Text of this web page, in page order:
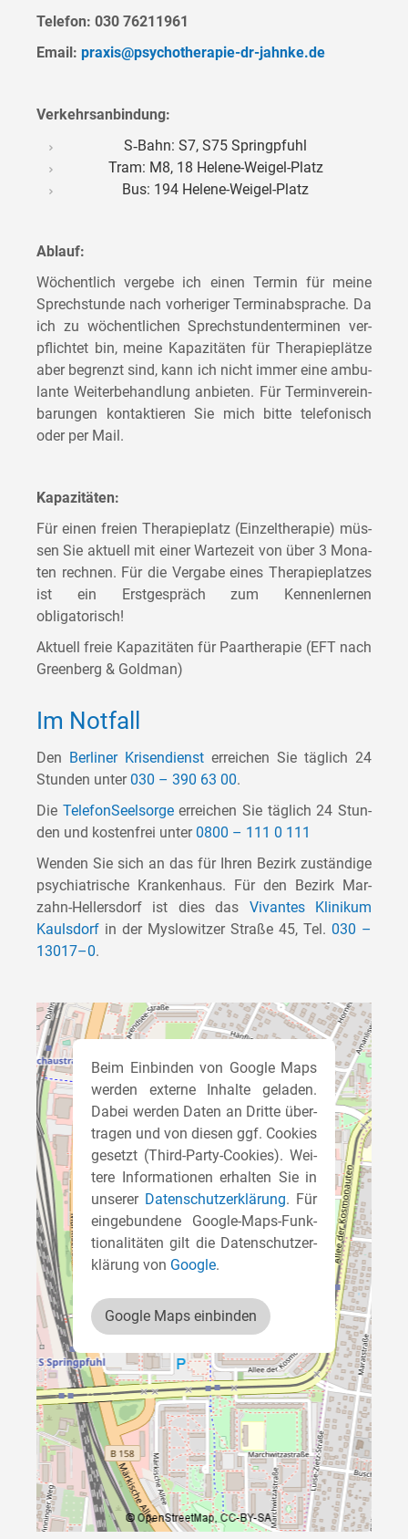
Tele­fon: 030 76211961
Email: praxis@psychotherapie-dr-jahnke.de
Ver­kehrs­an­bin­dung:
S‑Bahn: S7, S75 Springpfuhl
Tram: M8, 18 Helene-Weigel-Platz
Bus: 194 Helene-Weigel-Platz
Ablauf:
Wöchent­lich ver­ge­be ich einen Ter­min für mei­ne
Sprech­stun­de nach vor­he­ri­ger Ter­min­ab­spra­che. Da
ich zu wöchent­li­chen Sprech­stun­den­ter­mi­nen ver­
pflich­tet bin, mei­ne Kapa­zi­tä­ten für The­ra­pie­plät­ze
aber begrenzt sind, kann ich nicht immer eine ambu­
lan­te Wei­ter­be­hand­lung anbie­ten. Für Ter­min­ver­ein­
ba­run­gen kon­tak­tie­ren Sie mich bit­te tele­fo­nisch
oder per Mail.
Kapa­zi­tä­ten:
Für einen frei­en The­ra­pie­platz (Ein­zel­the­ra­pie) müs­
sen Sie aktu­ell mit einer War­te­zeit von über 3 Mona­
ten rech­nen. Für die Ver­ga­be eines The­ra­pie­plat­zes
ist ein Erst­ge­spräch zum Ken­nen­ler­nen
obligatorisch!
Aktu­ell freie Kapa­zi­tä­ten für Paar­the­ra­pie (EFT nach
Green­berg & Goldman)
Im Notfall
Den Ber­li­ner Kri­sen­dienst errei­chen Sie täg­lich 24
Stun­den unter 030 – 390 63 00.
Die Tele­fon­Seel­sor­geerrei­chen Sie täg­lich 24 Stun­
den und kos­ten­frei unter 0800 – 111 0 111
Wen­den Sie sich an das für Ihren Bezirk zustän­di­ge
psych­ia­tri­sche Kran­ken­haus. Für den Bezirk Mar­
zahn-Hel­lers­dorf ist dies das Vivan­tes Kli­ni­kum
Kauls­dorf in der Mys­lo­wit­zer Stra­ße 45, Tel. 030 –
13017–0.
Beim Ein­bin­den von Goog­le Maps
wer­den exter­ne Inhal­te gela­den.
Dabei wer­den Daten an Drit­te über­
tra­gen und von die­sen ggf. Coo­kies
gesetzt (Third-Par­ty-Coo­kies). Wei­
te­re Infor­ma­tio­nen erhal­ten Sie in
unse­rer Daten­schutz­er­klä­rung. Für
ein­ge­bun­de­ne Goog­le-Maps-Funk­
tio­na­li­tä­ten gilt die Daten­schutz­er­
klä­rung von Goog­le.